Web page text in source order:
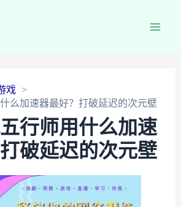
戏
么加速器最好？打破延迟的次元壁
行师用什么加速
破延迟的次元壁